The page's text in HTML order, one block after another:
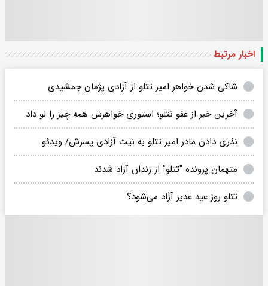
اخبار مرتبط
شاکی شدن خواهر امیر تتلو از آزادی پژمان جمشیدی
آخرین خبر از عفو تتلو؛ استوری خواهرش همه چیز را لو داد
نذری دادن مادر امیر تتلو به نیت آزادی پسرش/ ویدئو
متهمان پرونده "تتلو" از زندان آزاد شدند
تتلو روز عید غدیر آزاد می‌شود؟